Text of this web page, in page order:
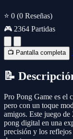
⭐ 0 (0 Reseñas)
🎮 2364 Partidas
📺 Pantalla completa
📝
Pro Pong Game es el
pero con un toque
amigos. Este juego
pong digital en una
precisión y los